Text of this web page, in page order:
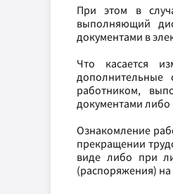
При этом в
выполняющий
документами в
Что касается
дополнительные
работником,
документами либо
Ознакомление
прекращении
виде либо при
(распоряжения)